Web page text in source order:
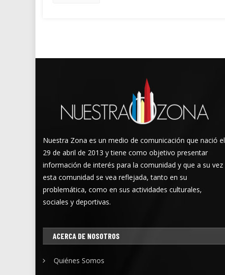
Nuestra Zona es un medio de comunicación que nació el
29 de abril de 2013 y tiene como objetivo presentar
información de interés para la comunidad y que a su vez
esta comunidad se vea reflejada, tanto en su
problemática, como en sus actividades culturales,
sociales y deportivas.
ACERCA DE NOSOTROS
Quiénes Somos